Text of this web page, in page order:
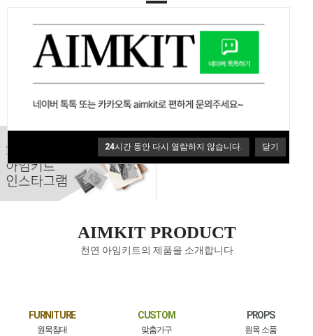
24시간 동안 다시 열람하지 않습니다. 닫기
FURNITURE
PROPS
AIMKIT PRODUCT
천연 아임키트의 제품을 소개합니다
FURNITURE
원목침대
CUSTOM
맞춤가구
PROPS
원목 소품